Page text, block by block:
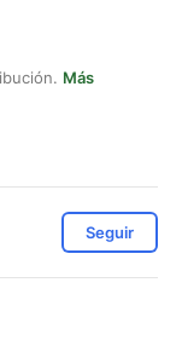
Más
Seguir